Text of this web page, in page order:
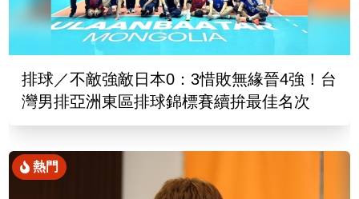
排球／不敵強敵日本0：3惜敗無緣晉4強！台
灣男排亞洲東區排球錦標賽續拚最佳名次
熱門